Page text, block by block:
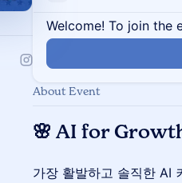
Welcome! To join the
About Event
🌸AI for
가장 활발하고 솔직한 AI